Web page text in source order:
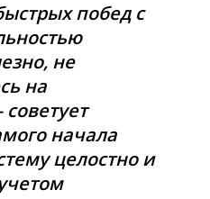
побед с
не
на
начала
целостно и